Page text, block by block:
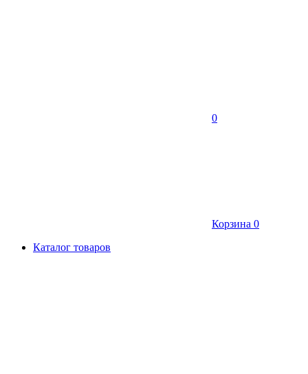
0
Корзина 0
Каталог товаров